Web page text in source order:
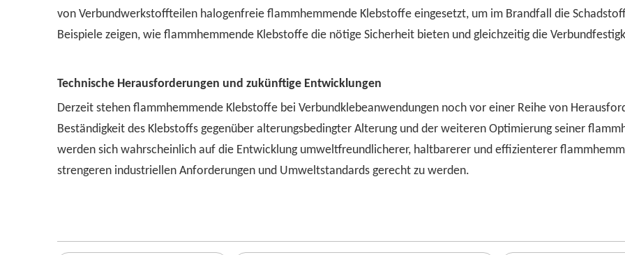
von Verbundwerkstoffteilen halogenfreie flammhemmende Klebstoffe eingesetzt, um im Brandfall die
Beispiele zeigen, wie flammhemmende Klebstoffe die nötige Sicherheit bieten und gleichzeitig die
Technische Herausforderungen und zukünftige Entwicklungen
Derzeit stehen flammhemmende Klebstoffe bei Verbundklebeanwendungen noch vor einer Reihe von
Beständigkeit des Klebstoffs gegenüber alterungsbedingter Alterung und der weiteren Optimierung seiner
werden sich wahrscheinlich auf die Entwicklung umweltfreundlicherer, haltbarerer und effizienterer
strengeren industriellen Anforderungen und Umweltstandards gerecht zu werden.